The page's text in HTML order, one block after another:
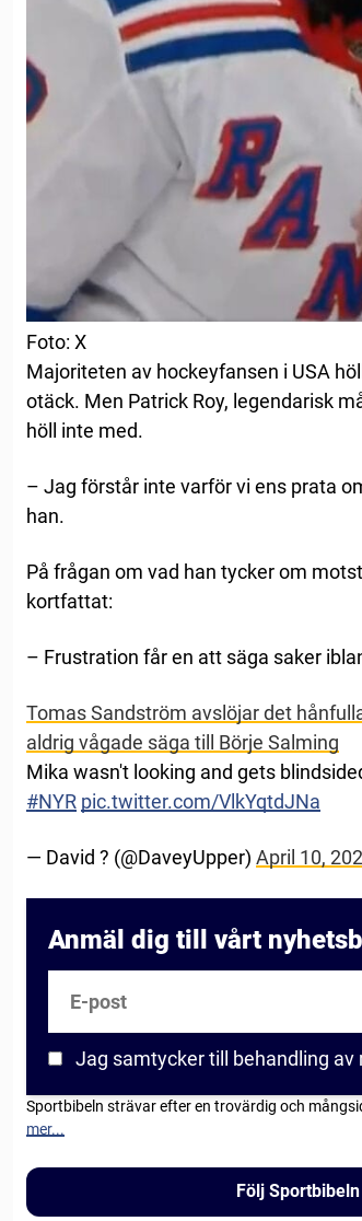
Foto: X
Majoriteten av hockeyfansen i USA
otäck. Men Patrick Roy, legendarisk
höll inte med.
– Jag förstår inte varför vi ens prata
han.
På frågan om vad han tycker om
kortfattat:
– Frustration får en att säga saker
Tomas Sandström avslöjar det
aldrig vågade säga till Börje Salming
Mika wasn't looking and gets
#NYR pic.twitter.com/VlkYqtdJNa
— David ? (@DaveyUpper) April 10,
Anmäl dig till vårt
Jag samtycker till behandling
Sportbibeln strävar efter en trovärdig och
mer...
Följ